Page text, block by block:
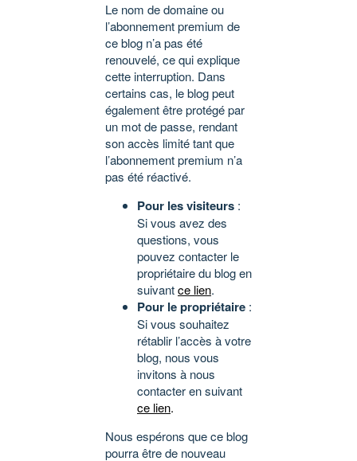
Le nom de domaine ou
l’abonnement premium de
ce blog n’a pas été
renouvelé, ce qui explique
cette interruption. Dans
certains cas, le blog peut
également être protégé par
un mot de passe, rendant
son accès limité tant que
l’abonnement premium n’a
pas été réactivé.
Pour les visiteurs :
Si vous avez des
questions, vous
pouvez contacter le
propriétaire du blog en
suivantce lien.
Pour le propriétaire :
Si vous souhaitez
rétablir l’accès à votre
blog, nous vous
invitons à nous
contacter en suivant
ce lien.
Nous espérons que ce blog
pourra être de nouveau